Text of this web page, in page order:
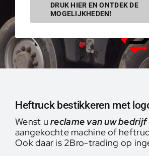
DRUK HIER EN ONTDEK DE
MOGELIJKHEDEN!
Heftruck bestikkeren met
Wenst ureclame van uw bedrijf
aangekochte machine of
Ook daar is 2Bro-trading op